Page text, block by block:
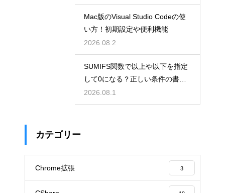
Mac版のVisual Studio Codeの使
い方！初期設定や便利機能
2026.08.2
SUMIFS関数で以上や以下を指定
して0になる？正しい条件の書き
方
2026.08.1
カテゴリー
Chrome拡張 3